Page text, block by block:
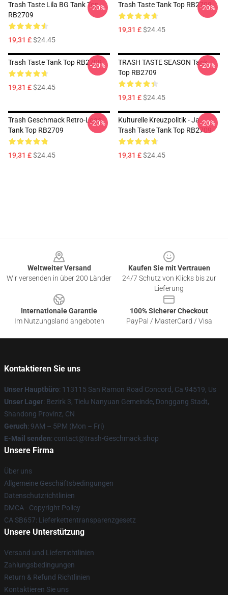
Trash Taste Lila BG Tank Top
RB2709
19,31 £$24.45
-20% Trash Taste Tank Top RB2709
19,31 £$24.45
-20%
Trash Taste Tank Top RB2709
19,31 £$24.45
-20%
TRASH TASTE SEASON Tank
Top RB2709
19,31 £$24.45
-20%
Trash Geschmack Retro-Logo
Tank Top RB2709
19,31 £$24.45
-20%
Kulturelle Kreuzpolitik - Ja.
Trash Taste Tank Top RB2709
19,31 £$24.45
-20%
Weltweiter Versand
Wir versenden in über 200 Länder
Kaufen Sie mit Vertrauen
24/7 Schutz von Klicks bis zur
Lieferung
Internationale Garantie
Im Nutzungsland angeboten
100% Sicherer Checkout
PayPal / MasterCard / Visa
Kontaktieren Sie uns
Unser Hauptbüro: 113115 San Ramon Road Concord, Ca 94519, Us
Unser Lager: Bezirk 3, Tielu Nanyuan Gemeinde, Donggang Stadt,
Shandong Provinz, CN
Geruch: 9AM – 5PM (Mon – Fri)
E-Mail senden: contact@trash-Geschmack.shop
Unsere Firma
Über uns
Allgemeine Geschäftsbedingungen
Datenschutzrichtlinien
DMCA - Copyright Policy
CA SB657: Lieferkettentransparenzgesetz
Unsere Unterstützung
Versand und Lieferrichtlinien
Zahlungsbedingungen
Return & Refund Richtlinien
Kontaktieren Sie uns